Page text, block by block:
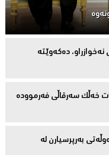
دەكەوێتە
خەڵک سەرقاڵى فەرموودە
بەرپرسیارن لە